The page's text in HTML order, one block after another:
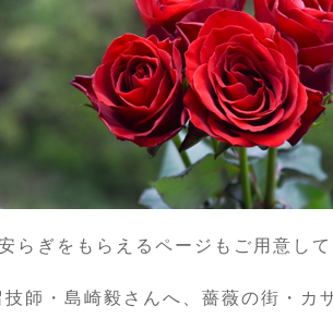
らぎをもらえるページもご用意して
師・島崎毅さんへ、薔薇の街・カ